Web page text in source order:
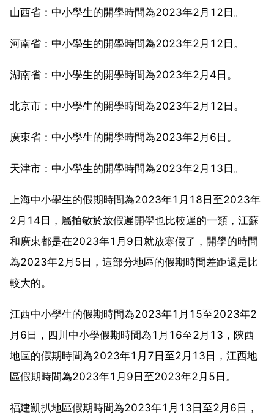
山西省：中小學生的開學時間為2023年2月12日。
河南省：中小學生的開學時間為2023年2月12日。
湖南省：中小學生的開學時間為2023年2月4日。
北京市：中小學生的開學時間為2023年2月12日。
廣東省：中小學生的開學時間為2023年2月6日。
天津市：中小學生的開學時間為2023年2月13日。
上海中小學生的假期時間為2023年1月18日至2023年
2月14日，屬拍敏於放假遲開學也比較遲的一類，江蘇
和廣東都是在2023年1月9日就放寒假了，開學的時間
為2023年2月5日，這部分地區的假期時間差距還是比
較大的。
江西中小學生的假期時間為2023年1月15至2023年2
月6日，四川中小學假期時間為1月16至2月13，陝西
地區的假期時間為2023年1月7日至2月13日，江西地
區假期時間為2023年1月9日至2023年2月5日。
福建凱扒地區假期時間為2023年1月13日至2月6日，